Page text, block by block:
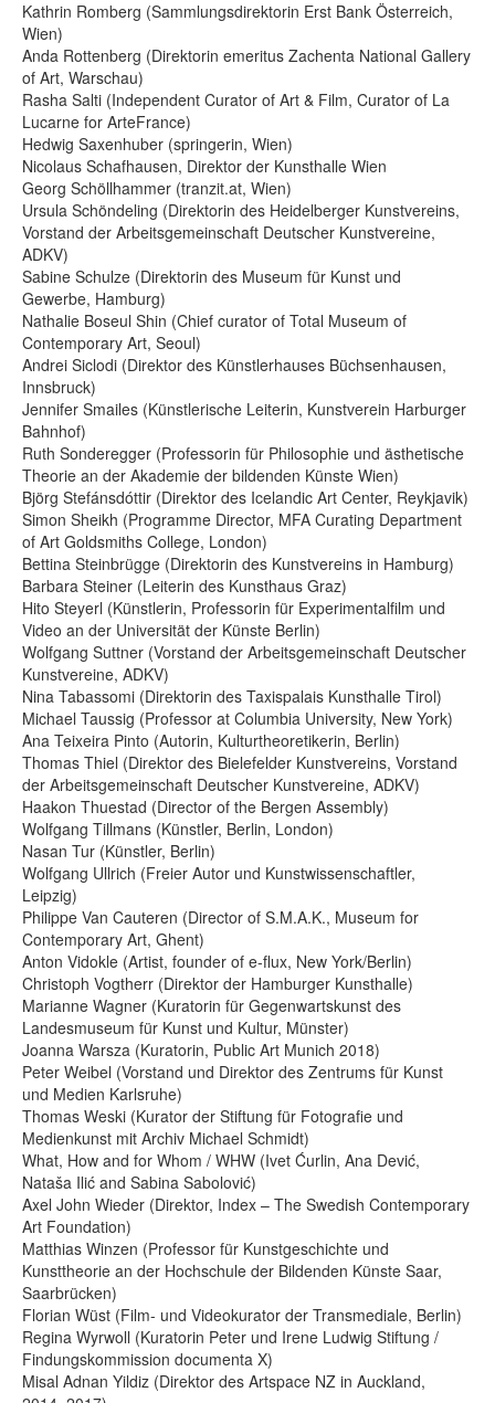
Kathrin Romberg (Sammlungsdirektorin Erst Bank Österreich,
Wien)
Anda Rottenberg (Direktorin emeritus Zachenta National Gallery
of Art, Warschau)
Rasha Salti (Independent Curator of Art & Film, Curator of La
Lucarne for ArteFrance)
Hedwig Saxenhuber (springerin, Wien)
Nicolaus Schafhausen, Direktor der Kunsthalle Wien
Georg Schöllhammer (tranzit.at, Wien)
Ursula Schöndeling (Direktorin des Heidelberger Kunstvereins,
Vorstand der Arbeitsgemeinschaft Deutscher Kunstvereine,
ADKV)
Sabine Schulze (Direktorin des Museum für Kunst und
Gewerbe, Hamburg)
Nathalie Boseul Shin (Chief curator of Total Museum of
Contemporary Art, Seoul)
Andrei Siclodi (Direktor des Künstlerhauses Büchsenhausen,
Innsbruck)
Jennifer Smailes (Künstlerische Leiterin, Kunstverein Harburger
Bahnhof)
Ruth Sonderegger (Professorin für Philosophie und ästhetische
Theorie an der Akademie der bildenden Künste Wien)
Björg Stefánsdóttir (Direktor des Icelandic Art Center, Reykjavik)
Simon Sheikh (Programme Director, MFA Curating Department
of Art Goldsmiths College, London)
Bettina Steinbrügge (Direktorin des Kunstvereins in Hamburg)
Barbara Steiner (Leiterin des Kunsthaus Graz)
Hito Steyerl (Künstlerin, Professorin für Experimentalfilm und
Video an der Universität der Künste Berlin)
Wolfgang Suttner (Vorstand der Arbeitsgemeinschaft Deutscher
Kunstvereine, ADKV)
Nina Tabassomi (Direktorin des Taxispalais Kunsthalle Tirol)
Michael Taussig (Professor at Columbia University, New York)
Ana Teixeira Pinto (Autorin, Kulturtheoretikerin, Berlin)
Thomas Thiel (Direktor des Bielefelder Kunstvereins, Vorstand
der Arbeitsgemeinschaft Deutscher Kunstvereine, ADKV)
Haakon Thuestad (Director of the Bergen Assembly)
Wolfgang Tillmans (Künstler, Berlin, London)
Nasan Tur (Künstler, Berlin)
Wolfgang Ullrich (Freier Autor und Kunstwissenschaftler,
Leipzig)
Philippe Van Cauteren (Director of S.M.A.K., Museum for
Contemporary Art, Ghent)
Anton Vidokle (Artist, founder of e-flux, New York/Berlin)
Christoph Vogtherr (Direktor der Hamburger Kunsthalle)
Marianne Wagner (Kuratorin für Gegenwartskunst des
Landesmuseum für Kunst und Kultur, Münster)
Joanna Warsza (Kuratorin, Public Art Munich 2018)
Peter Weibel (Vorstand und Direktor des Zentrums für Kunst
und Medien Karlsruhe)
Thomas Weski (Kurator der Stiftung für Fotografie und
Medienkunst mit Archiv Michael Schmidt)
What, How and for Whom / WHW (Ivet Ćurlin, Ana Dević,
Nataša Ilić and Sabina Sabolović)
Axel John Wieder (Direktor, Index – The Swedish Contemporary
Art Foundation)
Matthias Winzen (Professor für Kunstgeschichte und
Kunsttheorie an der Hochschule der Bildenden Künste Saar,
Saarbrücken)
Florian Wüst (Film- und Videokurator der Transmediale, Berlin)
Regina Wyrwoll (Kuratorin Peter und Irene Ludwig Stiftung /
Findungskommission documenta X)
Misal Adnan Yildiz (Direktor des Artspace NZ in Auckland,